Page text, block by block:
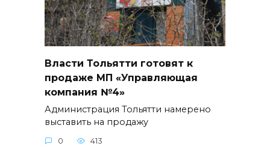
Власти Тольятти готовят к
продаже МП «Управляющая
компания №4»
Администрация Тольятти намерено
выставить на продажу
0 413